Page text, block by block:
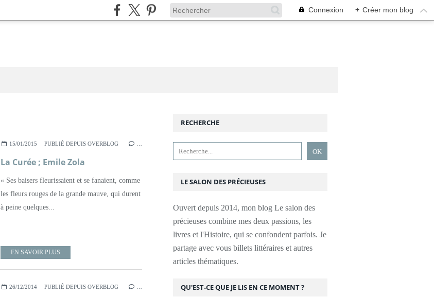
Connexion + Créer mon blog
,ROMAN,ROUGON-MACQUART,XIXÈME SIÈCLE
15/01/2015 PUBLIÉ DEPUIS OVERBLOG
La Curée ; Emile Zola
« Ses baisers fleurissaient et se fanaient, comme
les fleurs rouges de la grande mauve, qui durent
à peine quelques...
EN SAVOIR PLUS
26/12/2014 PUBLIÉ DEPUIS OVERBLOG
RECHERCHE
LE SALON DES PRÉCIEUSES
Ouvert depuis 2014, mon blog Le salon des
précieuses combine mes deux passions, les
livres et l'Histoire, qui se confondent parfois. Je
partage avec vous billets littéraires et autres
articles thématiques.
QU'EST-CE QUE JE LIS EN CE MOMENT ?